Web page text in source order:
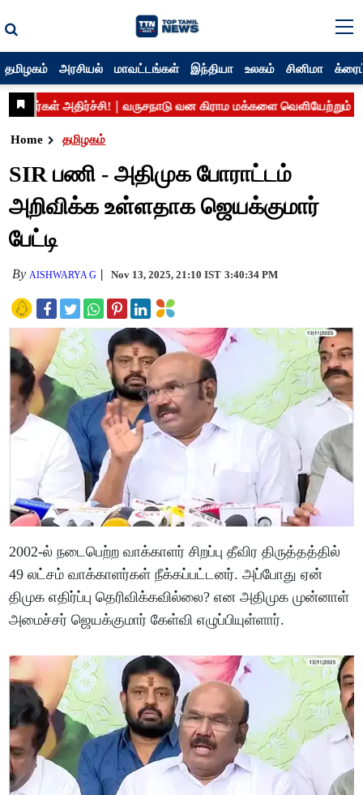
தமிழகம் அரசியல் மாவட்டங்கள் இந்தியா உலகம் சினிமா
Home தமிழகம்
SIR பணி - அதிமுக போராட்டம்
அறிவிக்க உள்ளதாக ஜெயக்குமார்
பேட்டி
By AISHWARYA G Nov 13, 2025, 21:10 IST 3:40:34 PM
2002-ல் நடைபெற்ற வாக்காளர் சிறப்பு தீவிர திருத்தத்தில்
49 லட்சம் வாக்காளர்கள் நீக்கப்பட்டனர். அப்போது ஏன்
திமுக எதிர்ப்பு தெரிவிக்கவில்லை? என அதிமுக முன்னாள்
அமைச்சர் ஜெயக்குமார் கேள்வி எழுப்பியுள்ளார்.